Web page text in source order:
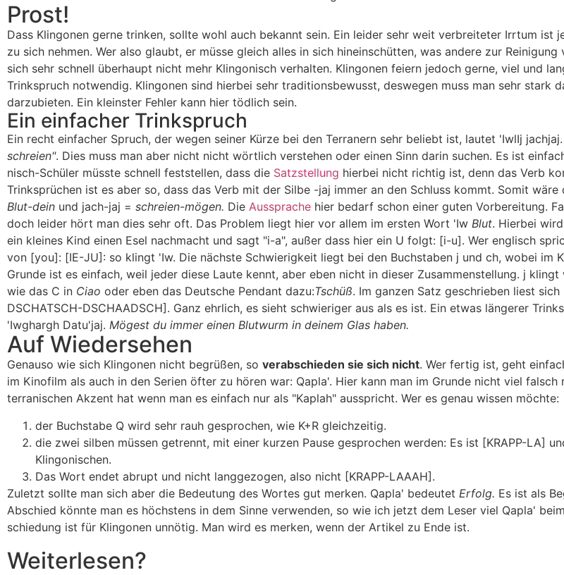
Prost!
Dass Klingonen gerne trinken, sollte wohl auch bekannt sein. Ein leider sehr weit verbreiteter Irrtum ist
zu sich nehmen. Wer also glaubt, er müsse gleich alles in sich hineinschütten, was andere zur
sich sehr schnell überhaupt nicht mehr Klingonisch verhalten. Klingonen feiern jedoch gerne, viel und
Trinkspruch notwendig. Klingonen sind hierbei sehr traditions­bewusst, des­wegen muss man sehr stark
darzubieten. Ein kleinster Fehler kann hier tödlich sein.
Ein einfacher Trinkspruch
Ein recht einfacher Spruch, der wegen seiner Kürze bei den Terranern sehr beliebt ist, lautet 'IwlIj jachjaj
schreien". Dies muss man aber nicht nicht wörtlich verstehen oder einen Sinn darin suchen. Es ist
nisch-­Schüler müsste schnell feststellen, dass die Satzstellung hierbei nicht richtig ist, denn das Verb
Trinksprüchen ist es aber so, dass das Verb mit der Silbe -jaj immer an den Schluss kommt. Somit
Blut-dein und jach-jaj = schreien-mögen. Die Aussprache hier bedarf schon einer guten Vorbereitung.
doch leider hört man dies sehr oft. Das Problem liegt hier vor allem im ersten Wort 'Iw Blut. Hierbei
ein kleines Kind einen Esel nachmacht und sagt "i-a", außer dass hier ein U folgt: [i-u]. Wer englisch
von [you]: [IE-JU]: so klingt 'Iw. Die nächste Schwierigkeit liegt bei den Buchstaben j und ch, wobei im
Grunde ist es einfach, weil jeder diese Laute kennt, aber eben nicht in dieser Zusammen­stellung. j klingt
wie das C in Ciao oder eben das Deutsche Pendant dazu:Tschüß. Im ganzen Satz geschrieben liest sich
DSCHATSCH-DSCHAADSCH]. Ganz ehrlich, es sieht schwieriger aus als es ist. Ein etwas längerer
'Iwghargh Datu'jaj. Mögest du immer einen Blutwurm in deinem Glas haben.
Auf Wiedersehen
Genauso wie sich Klingonen nicht begrüßen, so verabschieden sie sich nicht. Wer fertig ist, geht
im Kinofilm als auch in den Serien öfter zu hören war: Qapla'. Hier kann man im Grunde nicht viel falsch
terranischen Akzent hat wenn man es einfach nur als "Kaplah" ausspricht. Wer es genau wissen möchte:
der Buchstabe Q wird sehr rauh gesprochen, wie K+R gleichzeitig.
die zwei silben müssen getrennt, mit einer kurzen Pause gesprochen werden: Es ist [KRAPP-LA]
Klingonischen.
Das Wort endet abrupt und nicht langgezogen, also nicht [KRAPP-LAAAH].
Zuletzt sollte man sich aber die Bedeutung des Wortes gut merken. Qapla' bedeutet Erfolg. Es ist als
Abschied könnte man es höchstens in dem Sinne verwenden, so wie ich jetzt dem Leser viel Qapla'
schiedung ist für Klingonen unnötig. Man wird es merken, wenn der Artikel zu Ende ist.
Weiterlesen?